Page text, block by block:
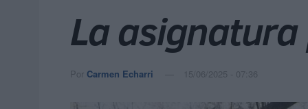
La
Por Carmen Echarri 15/06/2025 - 07:36